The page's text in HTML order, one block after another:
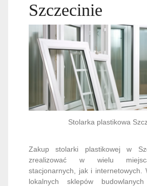
Szczecinie
Stolarka plastikowa
Zakup stolarki plastikowej w
zrealizować w wielu
stacjonarnych, jak i internetowych.
lokalnych sklepów